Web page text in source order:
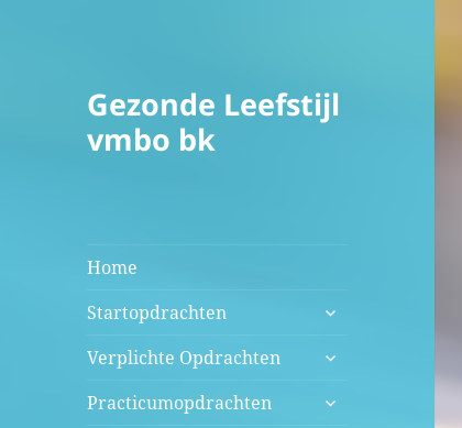
Gezonde Leefstijl
vmbo bk
Home
Startopdrachten
submenu
Verplichte Opdrachten
submenu
Practicumopdrachten
submenu